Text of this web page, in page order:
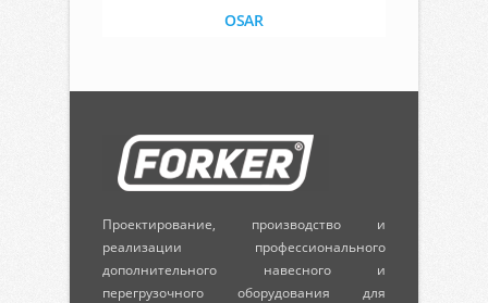
OSAR
Проектирование, производство и
реализации профессионального
дополнительного навесного и
перегрузочного оборудования для